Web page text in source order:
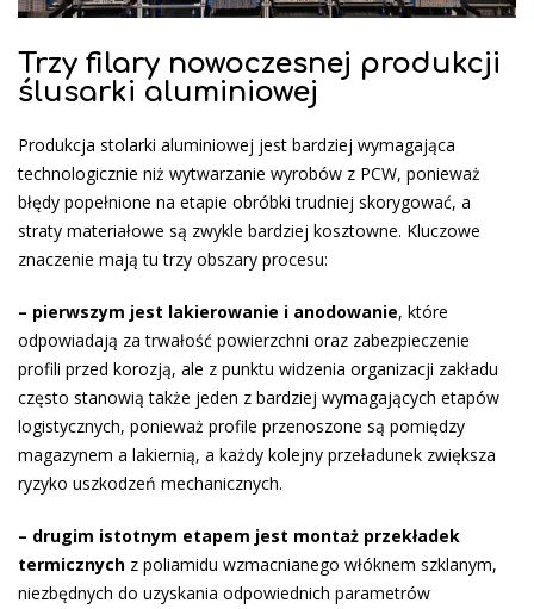
Trzy filary nowoczesnej produkcji
ślusarki aluminiowej
Produkcja stolarki aluminiowej jest bardziej wymagająca
technologicznie niż wytwarzanie wyrobów z PCW, ponieważ
błędy popełnione na etapie obróbki trudniej skorygować, a
straty materiałowe są zwykle bardziej kosztowne. Kluczowe
znaczenie mają tu trzy obszary procesu:
– pierwszym jest lakierowanie i anodowanie, które
odpowiadają za trwałość powierzchni oraz zabezpieczenie
profili przed korozją, ale z punktu widzenia organizacji zakładu
często stanowią także jeden z bardziej wymagających etapów
logistycznych, ponieważ profile przenoszone są pomiędzy
magazynem a lakiernią, a każdy kolejny przeładunek zwiększa
ryzyko uszkodzeń mechanicznych.
– drugim istotnym etapem jest montaż przekładek
termicznych z poliamidu wzmacnianego włóknem szklanym,
niezbędnych do uzyskania odpowiednich parametrów